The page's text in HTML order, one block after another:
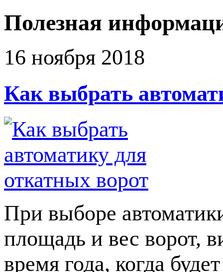
Полезная
16 ноября 2018
Как выбрать
При выборе
площадь и вес ворот,
время года, когда